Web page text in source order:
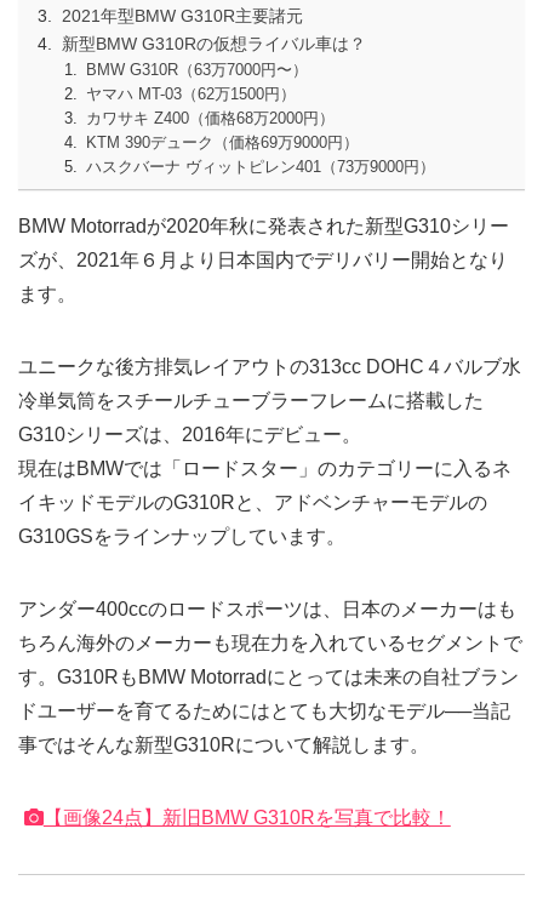
2021年型BMW G310R主要諸元
新型BMW G310Rの仮想ライバル車は？
BMW G310R（63万7000円〜）
ヤマハ MT-03（62万1500円）
カワサキ Z400（価格68万2000円）
KTM 390デューク（価格69万9000円）
ハスクバーナ ヴィットピレン401（73万9000円）
BMW Motorradが2020年秋に発表された新型G310シリー
ズが、2021年６月より日本国内でデリバリー開始となり
ます。
ユニークな後方排気レイアウトの313cc DOHC４バルブ水
冷単気筒をスチールチューブラーフレームに搭載した
G310シリーズは、2016年にデビュー。
現在はBMWでは「ロードスター」のカテゴリーに入るネ
イキッドモデルのG310Rと、アドベンチャーモデルの
G310GSをラインナップしています。
アンダー400ccのロードスポーツは、日本のメーカーはも
ちろん海外のメーカーも現在力を入れているセグメントで
す。G310RもBMW Motorradにとっては未来の自社ブラン
ドユーザーを育てるためにはとても大切なモデル──当記
事ではそんな新型G310Rについて解説します。
【画像24点】新旧BMW G310Rを写真で比較！